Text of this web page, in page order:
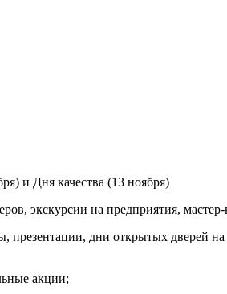
и Дня качества (13 ноября)
экскурсии на предприятия,
дни открытых дверей
акции;